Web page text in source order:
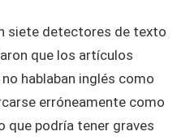
siete detectores de texto
que los artículos
hablaban inglés como
erróneamente como
que podría tener graves